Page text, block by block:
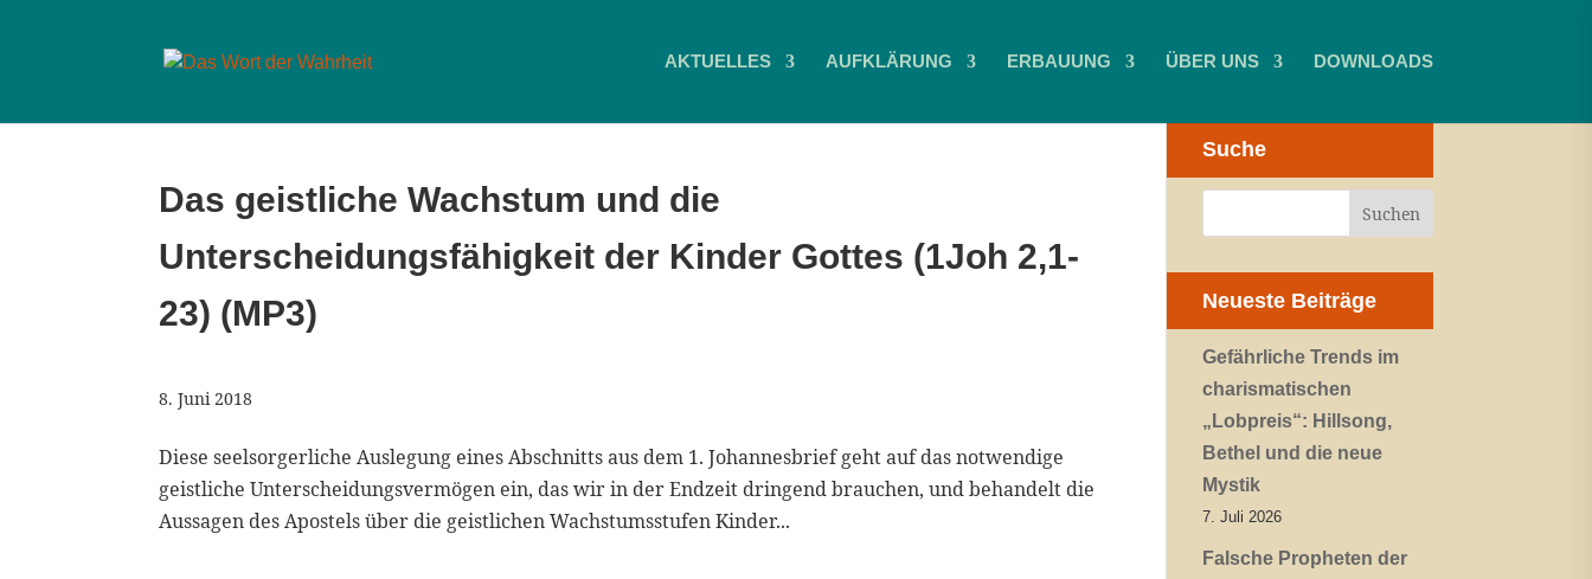
AKTUELLES AUFKLÄRUNG ERBAUUNG ÜBER UNS DOWNLOADS
Das geistliche Wachstum und die
Unterscheidungsfähigkeit der Kinder Gottes (1Joh 2,1-
23) (MP3)
8. Juni 2018
Diese seelsorgerliche Auslegung eines Abschnitts aus dem 1. Johannesbrief geht auf das notwendige
geistliche Unterscheidungsvermögen ein, das wir in der Endzeit dringend brauchen, und behandelt die
Aussagen des Apostels über die geistlichen Wachstumsstufen Kinder...
Suche
Neueste Beiträge
Gefährliche Trends im
charismatischen
„Lobpreis“: Hillsong,
Bethel und die neue
Mystik
7. Juli 2026
Falsche Propheten der